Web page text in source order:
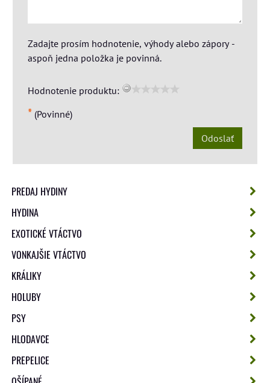
Zadajte prosím hodnotenie, výhody alebo zápory -
aspoň jedna položka je povinná.
Hodnotenie produktu:
* (Povinné)
Odoslať
PREDAJ HYDINY
HYDINA
EXOTICKÉ VTÁCTVO
VONKAJŠIE VTÁCTVO
KRÁLIKY
HOLUBY
PSY
HLODAVCE
PREPELICE